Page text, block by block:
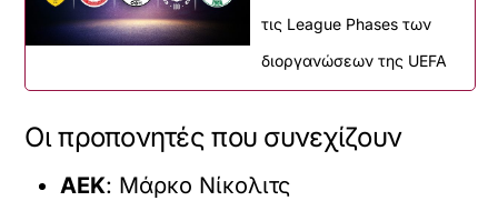
τις League Phases των
διοργανώσεων της UEFA
Οι προπονητές που συνεχίζουν
ΑΕΚ: Μάρκο Νίκολιτς